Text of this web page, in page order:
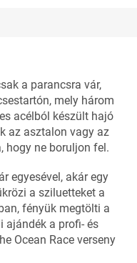
a parancsra vár,
mely három
acélból készült hajó
az asztalon vagy az
hogy ne boruljon fel.
egyesével, akár egy
a sziluetteket a
fényük megtölti a
ajándék a profi- és
Ocean Race verseny